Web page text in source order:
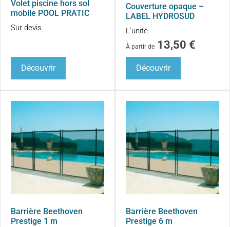
Volet piscine hors sol
mobile POOL PRATIC
Sur devis
Découvrir
Couverture opaque –
LABEL HYDROSUD
L'unité
À partir de 13,50 €
Découvrir
Barrière Beethoven
Prestige 1 m
Barrière Beethoven
Prestige 6 m